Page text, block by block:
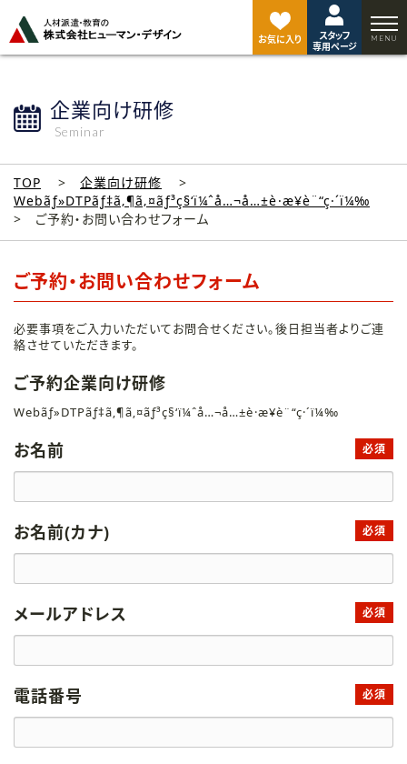
お気に入り
スタッフ
専用ページ
企業向け研修
Seminar
TOP
企業向け研修
Webãƒ»DTPãƒ‡ã‚¶ã‚¤ãƒ³ç§‘ï¼ˆå…¬å…±è·æ¥­è¨“ç·´ï¼‰
ご予約・お問い合わせフォーム
ご予約・お問い合わせフォーム
必要事項をご入力いただいてお問合せください。後日担当者よりご連
絡させていただきます。
ご予約企業向け研修
Webãƒ»DTPãƒ‡ã‚¶ã‚¤ãƒ³ç§‘ï¼ˆå…¬å…±è·æ¥­è¨“ç·´ï¼‰
お名前 必須
お名前(カナ) 必須
メールアドレス 必須
電話番号 必須
ジ
ト